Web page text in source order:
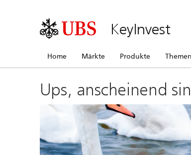
KeyInvest
Home Märkte Produkte Themen
Ups, anscheinend